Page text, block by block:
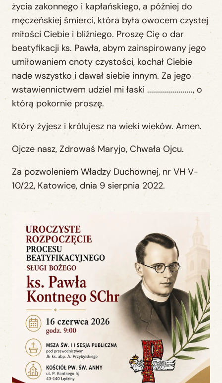
życia zakonnego i kapłańskiego, a później do
męczeńskiej śmierci, która była owocem czystej
miłości Ciebie i bliźniego. Proszę Cię o dar
beatyfikacji ks. Pawła, abym zainspirowany jego
umiłowaniem cnoty czystości, kochał Ciebie
nade wszystko i dawał siebie innym. Za jego
wstawiennictwem udziel mi łaski ......................., o
którą pokornie proszę.
Który żyjesz i królujesz na wieki wieków. Amen.
Ojcze nasz, Zdrowaś Maryjo, Chwała Ojcu.
Za pozwoleniem Władzy Duchownej, nr VH V-
10/22, Katowice, dnia 9 sierpnia 2022.